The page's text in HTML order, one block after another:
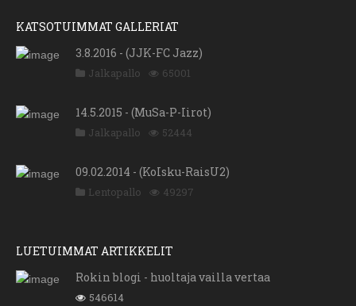
KATSOTUIMMAT GALLERIAT
3.8.2016 - (JJK-FC Jazz)
Jalkapallo 65001
14.5.2015 - (MuSa-P-Iirot)
Jalkapallo 52444
09.02.2014 - (KoIsku-RaisU2)
Lentopallo 49297
LUETUIMMAT ARTIKKELIT
Rokin blogi - huoltaja vailla vertaa
546614